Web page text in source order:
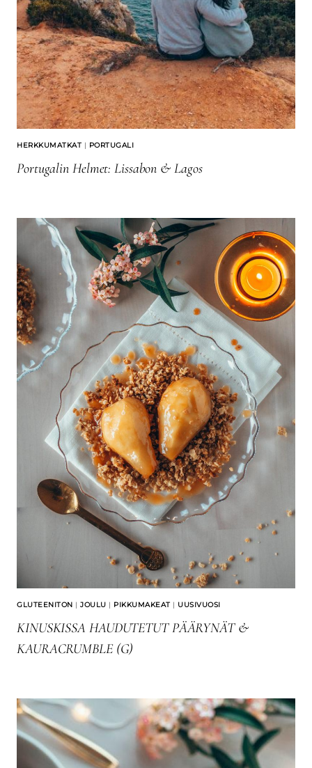
HERKKUMATKAT | PORTUGALI
Portugalin Helmet: Lissabon & Lagos
GLUTEENITON | JOULU | PIKKUMAKEAT | UUSIVUOSI
KINUSKISSA HAUDUTETUT PÄÄRYNÄT &
KAURACRUMBLE (G)